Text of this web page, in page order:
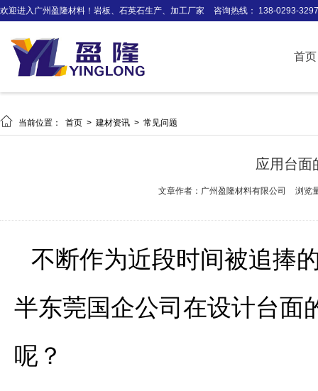
欢迎进入广州盈隆材料！岩板、石英石生产、加工厂家 咨询热线： 138-0293-3297
首页
 当前位置： 首页 > 建材资讯 > 常见问题
应用台面
文章作者：广州盈隆材料有限公司 浏览
不断作为近段时间被追捧
半东莞国企公司在设计台面
呢？